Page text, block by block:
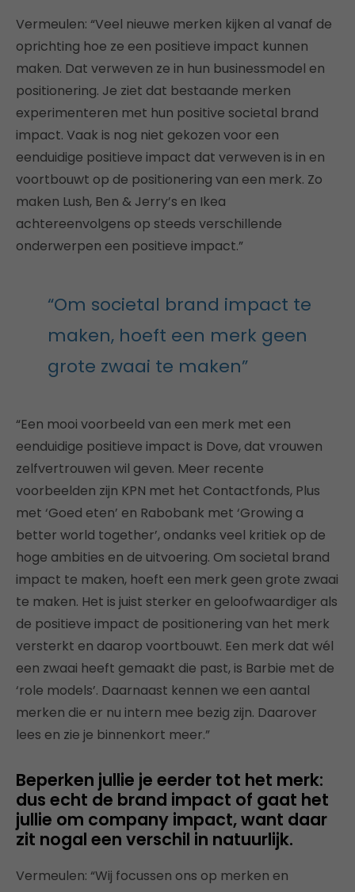
Vermeulen: “Veel nieuwe merken kijken al vanaf de
oprichting hoe ze een positieve impact kunnen
maken. Dat verweven ze in hun businessmodel en
positionering. Je ziet dat bestaande merken
experimenteren met hun positive societal brand
impact. Vaak is nog niet gekozen voor een
eenduidige positieve impact dat verweven is in en
voortbouwt op de positionering van een merk. Zo
maken Lush, Ben & Jerry’s en Ikea
achtereenvolgens op steeds verschillende
onderwerpen een positieve impact.”
“Om societal brand impact te
maken, hoeft een merk geen
grote zwaai te maken”
“Een mooi voorbeeld van een merk met een
eenduidige positieve impact is Dove, dat vrouwen
zelfvertrouwen wil geven. Meer recente
voorbeelden zijn KPN met het Contactfonds, Plus
met ‘Goed eten’ en Rabobank met ‘Growing a
better world together’, ondanks veel kritiek op de
hoge ambities en de uitvoering. Om societal brand
impact te maken, hoeft een merk geen grote zwaai
te maken. Het is juist sterker en geloofwaardiger als
de positieve impact de positionering van het merk
versterkt en daarop voortbouwt. Een merk dat wél
een zwaai heeft gemaakt die past, is Barbie met de
‘role models’. Daarnaast kennen we een aantal
merken die er nu intern mee bezig zijn. Daarover
lees en zie je binnenkort meer.”
Beperken jullie je eerder tot het merk:
dus echt de brand impact of gaat het
jullie om company impact, want daar
zit nogal een verschil in natuurlijk.
Vermeulen: “Wij focussen ons op merken en